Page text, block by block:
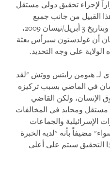
لإجراء تحقيق دولي مستقل
القبيل من جانب جميع
أطراف الصراع الأخير في غزة. وبتاريخ 3 أبريل/نيسان 2009،
أن غولدستون سيرأس بعثة
على وجه التحديد.
لـ هيومن رايتس ووتش "لقد
في الماضي بسبب تركيزه
الإنسان، ولكن القاضي
مستقل ومحايد في المخالفات
الإسرائيلية والجماعات
مضيفاً بأنه "لديه الخبرة
التحقيق سيتم على أعلى